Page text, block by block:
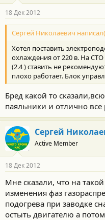
18 Дек 2012
Сергей Николаевич
Хотел поставить
охлаждения от 220 в. На СТО
(2.4 ) ставить не
плохо работает. Блок
Бред какой то
паяльники и отлично все
Сергей
Active Member
18 Дек 2012
Мне сказали, что на
изменения фаз
подогрева при заводке
остыть двигателю а